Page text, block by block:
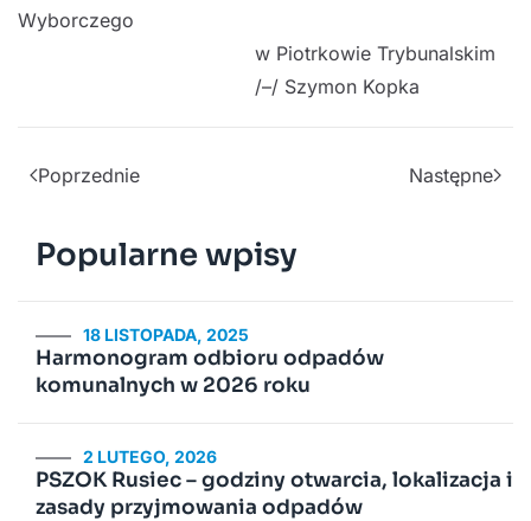
Wyborczego
w Piotrkowie Trybunalskim
/–/ Szymon Kopka
Poprzednie Następne
Popularne wpisy
18 LISTOPADA, 2025
Harmonogram odbioru odpadów
komunalnych w 2026 roku
2 LUTEGO, 2026
PSZOK Rusiec – godziny otwarcia, lokalizacja i
zasady przyjmowania odpadów